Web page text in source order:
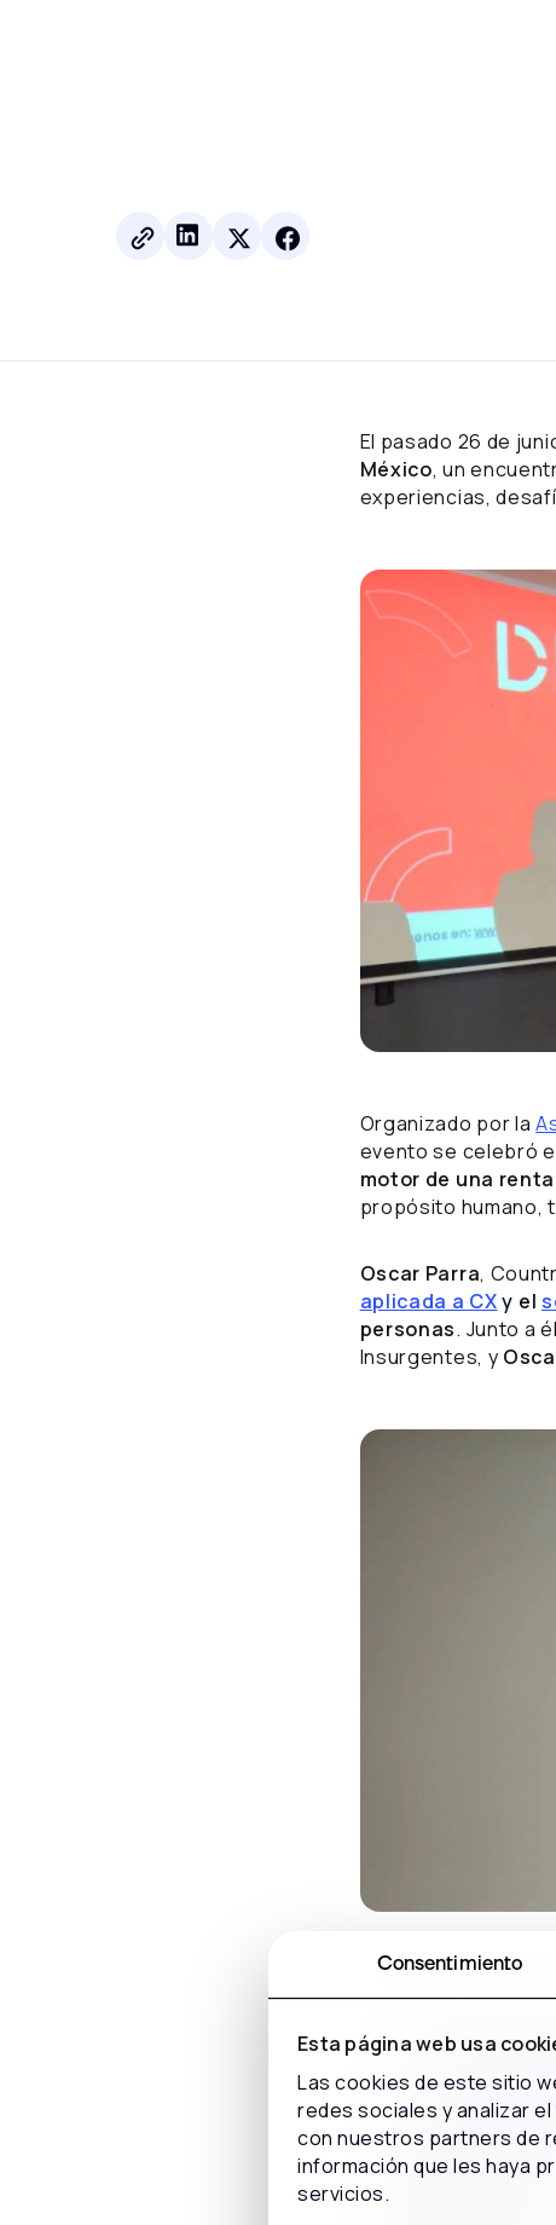
Consentimiento
Esta página web usa
Las cookies de este sitio
redes sociales y analizar
con nuestros partners de
información que les haya
servicios.
El pasado 26 de
México, un
experiencias,
Organizado por la
evento se celebró
motor de una
propósito humano,
Oscar Parra,
aplicada a CXy el
personas. Junto a
Insurgentes, y
"En
clientes
como la